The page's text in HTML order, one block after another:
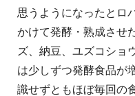
思うようになったとロ
かけて発酵・熟成させ
ズ、納豆、ユズコショ
は少しずつ発酵食品が
識せずともほぼ毎回の